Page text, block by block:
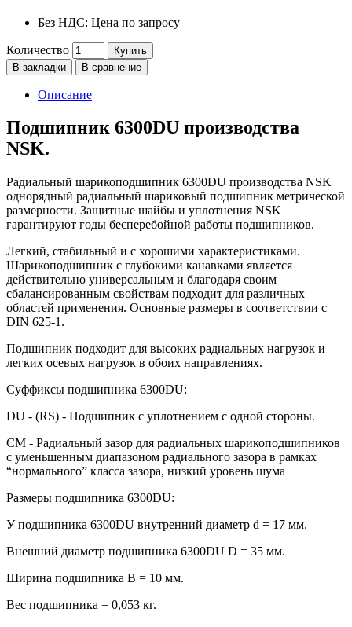
Без НДС: Цена по запросу
Количество
Купить
В закладки
В сравнение
Описание
Подшипник 6300DU производства
NSK.
Радиальный шарикоподшипник 6300DU производства NSK
однорядный радиальный шариковый подшипник метрической
размерности. Защитные шайбы и уплотнения NSK
гарантируют годы бесперебойной работы подшипников.
Легкий, стабильный и с хорошими характеристиками.
Шарикоподшипник с глубокими канавками является
действительно универсальным и благодаря своим
сбалансированным свойствам подходит для различных
областей применения. Основные размеры в соответствии с
DIN 625-1.
Подшипник подходит для высоких радиальных нагрузок и
легких осевых нагрузок в обоих направлениях.
Суффиксы подшипника 6300DU:
DU - (RS) - Подшипник с уплотнением с одной стороны.
CM - Радиальный зазор для радиальных шарикоподшипников
с уменьшенным диапазоном радиального зазора в рамках
“нормального” класса зазора, низкий уровень шума
Размеры подшипника 6300DU:
У подшипника 6300DU внутренний диаметр d = 17 мм.
Внешний диаметр подшипника 6300DU D = 35 мм.
Ширина подшипника B = 10 мм.
Вес подшипника = 0,053 кг.